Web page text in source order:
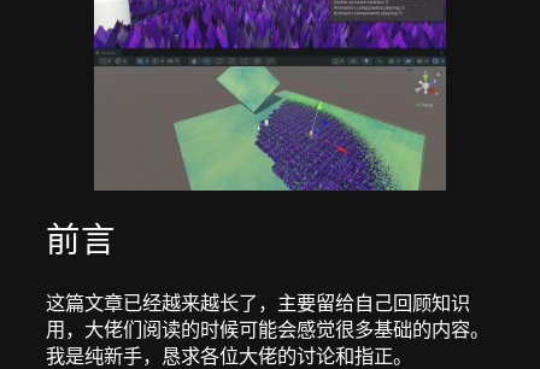
前言
这篇文章已经越来越长了，主要留给自己回顾知识
用，大佬们阅读的时候可能会感觉很多基础的内容。
我是纯新手，恳求各位大佬的讨论和指正。